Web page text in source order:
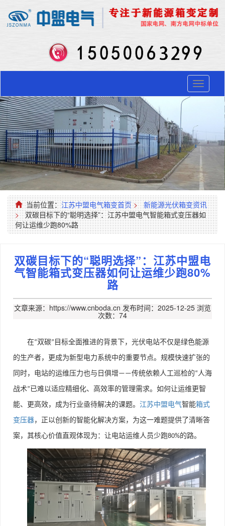
Toggle
当前位置：江苏中盟电气箱变首页 >
新能源光伏箱变资讯
> 双碳目标下的“聪明选择”：江苏中盟电气智能箱式变压器如
何让运维少跑80%路
双碳目标下的“聪明选择”：江苏中盟电
气智能箱式变压器如何让运维少跑80%
路
文章来源：https://www.cnboda.cn 发布时间：2025-12-25 浏览
次数：74
在“双碳” 目标全面推进的背景下，光伏电站不仅是绿色能源
的生产者，更成为新型电力系统中的重要节点。规模快速扩张的
同时，电站的运维压力也与日俱增——传统依赖人工巡检的“人海
战术” 已难以适应精细化、高效率的管理需求。如何让运维更智
能、更高效，成为行业亟待解决的课题。 江苏中盟电气智能箱式
变压器，正以创新的智能化解决方案，为这一难题提供了清晰答
案，其核心价值直观体现为：让电站运维人员少跑80%的路。